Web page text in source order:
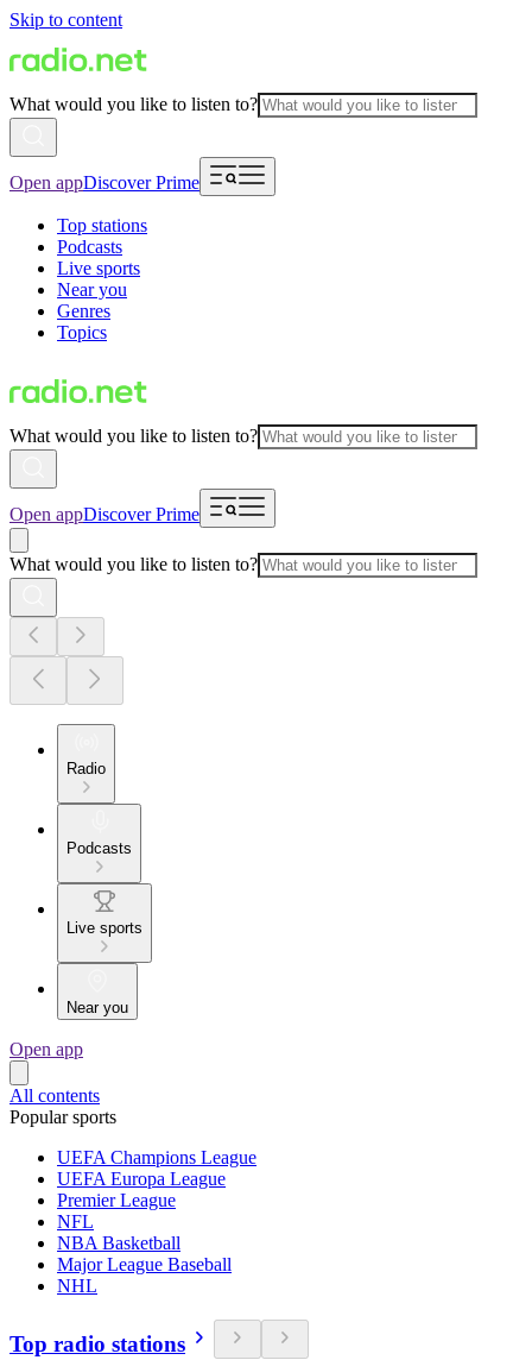
Skip to content
What would you like to listen to?
Open appDiscover Prime
Top stations
Podcasts
Live sports
Near you
Genres
Topics
What would you like to listen to?
Open appDiscover Prime
What would you like to listen to?
Radio
Podcasts
Live sports
Near you
Open app
All contents
Popular sports
UEFA Champions League
UEFA Europa League
Premier League
NFL
NBA Basketball
Major League Baseball
NHL
Top radio stations